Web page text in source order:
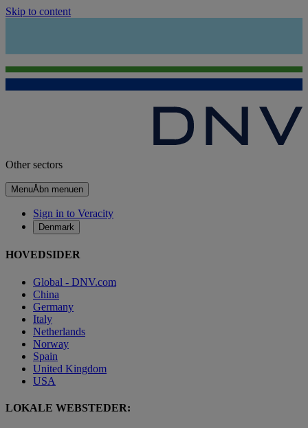
Skip to content
Other sectors
MenuÅbn menuen
Sign in to Veracity
Denmark
HOVEDSIDER
Global - DNV.com
China
Germany
Italy
Netherlands
Norway
Spain
United Kingdom
USA
LOKALE WEBSTEDER: